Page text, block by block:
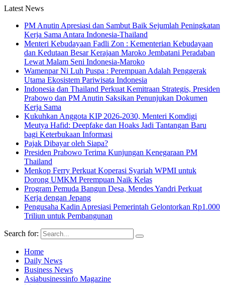
Latest News
PM Anutin Apresiasi dan Sambut Baik Sejumlah Peningkatan
Kerja Sama Antara Indonesia-Thailand
Menteri Kebudayaan Fadli Zon : Kementerian Kebudayaan
dan Kedutaan Besar Kerajaan Maroko Jembatani Peradaban
Lewat Malam Seni Indonesia-Maroko
Wamenpar Ni Luh Puspa : Perempuan Adalah Penggerak
Utama Ekosistem Pariwisata Indonesia
Indonesia dan Thailand Perkuat Kemitraan Strategis, Presiden
Prabowo dan PM Anutin Saksikan Penunjukan Dokumen
Kerja Sama
Kukuhkan Anggota KIP 2026-2030, Menteri Komdigi
Meutya Hafid: Deepfake dan Hoaks Jadi Tantangan Baru
bagi Keterbukaan Informasi
Pajak Dibayar oleh Siapa?
Presiden Prabowo Terima Kunjungan Kenegaraan PM
Thailand
Menkop Ferry Perkuat Koperasi Syariah WPMI untuk
Dorong UMKM Perempuan Naik Kelas
Program Pemuda Bangun Desa, Mendes Yandri Perkuat
Kerja dengan Jepang
Pengusaha Kadin Apresiasi Pemerintah Gelontorkan Rp1.000
Triliun untuk Pembangunan
Search for:
Home
Daily News
Business News
Asiabusinessinfo Magazine